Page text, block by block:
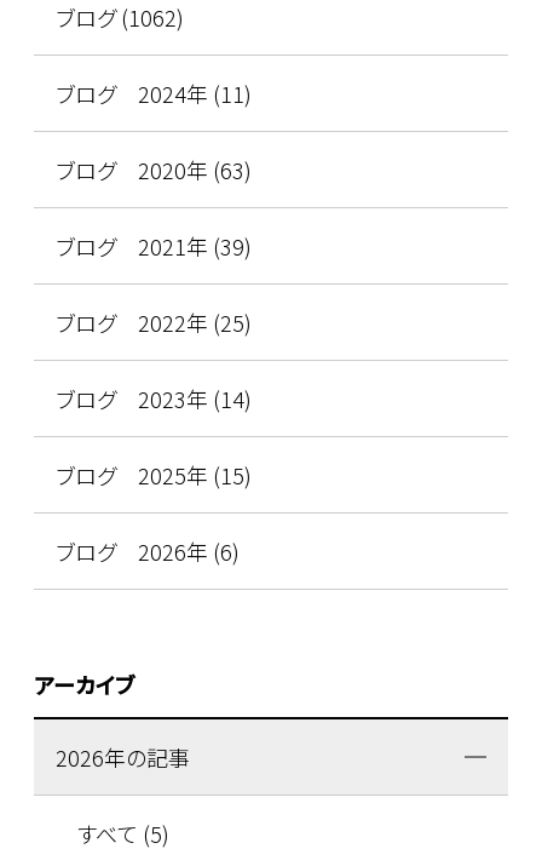
ブログ (1062)
ブログ 2024年 (11)
ブログ 2020年 (63)
ブログ 2021年 (39)
ブログ 2022年 (25)
ブログ 2023年 (14)
ブログ 2025年 (15)
ブログ 2026年 (6)
アーカイブ
2026年の記事
すべて (5)